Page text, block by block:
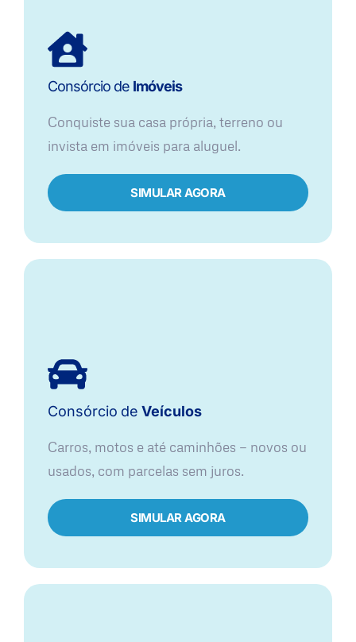
Consórcio de Imóveis
Conquiste sua casa própria, terreno ou
invista em imóveis para aluguel.
SIMULAR AGORA​
Consórcio de Veículos
Carros, motos e até caminhões — novos ou
usados, com parcelas sem juros.
SIMULAR AGORA